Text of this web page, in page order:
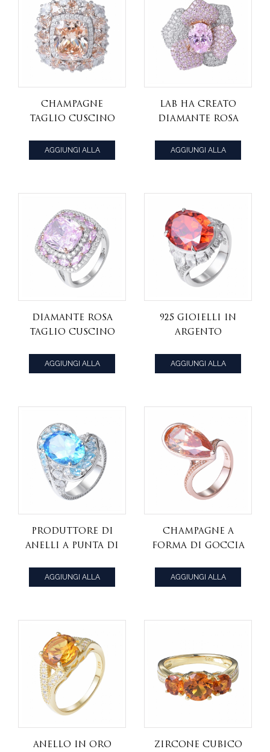
champagne
taglio cuscino
anello aureola
in argento
AGGIUNGI ALLA
lab ha creato
diamante rosa
fiore rosa in
argento rodiato
AGGIUNGI ALLA
diamante rosa
taglio cuscino
su anello
aureola
AGGIUNGI ALLA
925 gioielli in
argento
arancione cz
pietra principale
AGGIUNGI ALLA
produttore di
anelli a punta di
argento
sterling 925
AGGIUNGI ALLA
champagne a
forma di goccia
fidanzamento
all'ingrosso cz
rosa con pietra
AGGIUNGI ALLA
anello in oro
zircone cubico